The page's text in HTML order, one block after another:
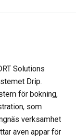
Solutions
Drip.
för bokning,
som
verksamhet
även appar för